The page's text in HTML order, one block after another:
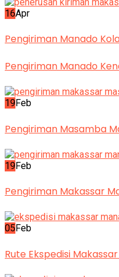
16Apr
Pengiriman Manado
Pengiriman Manado
19Feb
Pengiriman Masamba
19Feb
Pengiriman Makassar
05 Feb
Rute Ekspedisi